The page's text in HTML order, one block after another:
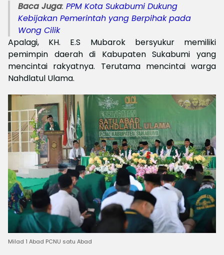
Baca Juga: PPM Kota Sukabumi Dukung
Kebijakan Pemerintah yang Berpihak pada
Wong Cilik
Apalagi, KH. E.S Mubarok bersyukur memiliki
pemimpin daerah di Kabupaten Sukabumi yang
mencintai rakyatnya. Terutama mencintai warga
Nahdlatul Ulama.
Milad 1 Abad PCNU satu Abad